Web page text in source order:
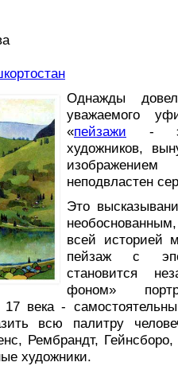
Однажды
уважаемого
«пейзажи -
художников,
неподвластен
Это
всей историей
пейзаж с
становится
фоном»
17 века -
всю палитру
Рембрандт,
художники.